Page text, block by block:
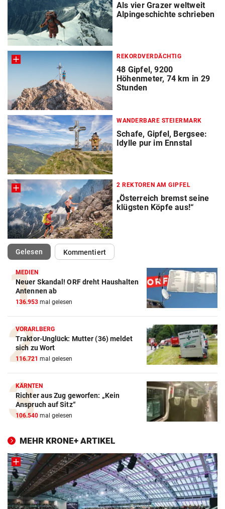
Als vier Grazer weltweit
Alpingeschichte schrieben
REKORDVERDÄCHTIG
48 Gipfel, 9200
Höhenmeter, 74 km in 29
Stunden
WANDERBARE STEIERMARK
Schafe, Gipfel, Bergsee:
Idylle pur im Ennstal
2 REKTOREN AM GIPFEL
„Österreich bremst seine
klügsten Köpfe aus!“
Gelesen(ausgewählt)Kommentiert
MEDIEN
Neuer Skandal! ORF dreht Haushalten
Antennen ab
136.953 mal gelesen
VORARLBERG
Traktor-Unglück: Mutter (36) meldet
sich zu Wort
116.721 mal gelesen
KÄRNTEN
Richter aus Zug geworfen: „Kein
Anspruch auf Sitz“
106.540 mal gelesen
MEHR KRONE+ ARTIKEL